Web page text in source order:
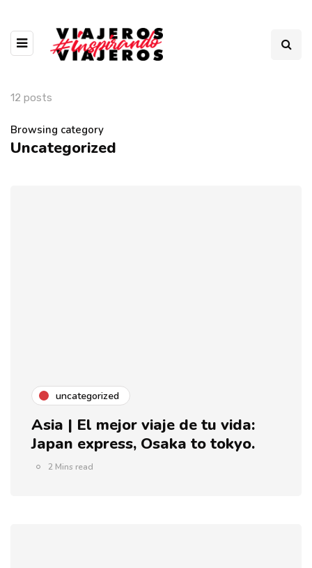
12 posts
Browsing category
Uncategorized
uncategorized
Asia | El mejor viaje de tu vida:
Japan express, Osaka to tokyo.
2 Mins read